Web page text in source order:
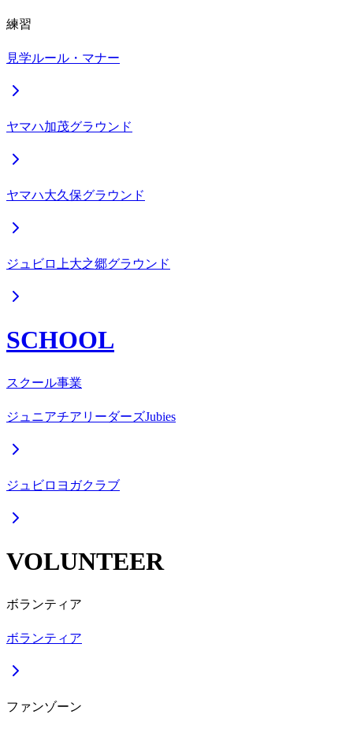
練習
見学ルール・マナー
ヤマハ加茂グラウンド
ヤマハ大久保グラウンド
ジュビロ上大之郷グラウンド
SCHOOL
スクール事業
ジュニアチアリーダーズJubies
ジュビロヨガクラブ
VOLUNTEER
ボランティア
ボランティア
ファンゾーン